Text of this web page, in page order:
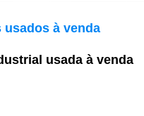
usados à venda
usada à venda